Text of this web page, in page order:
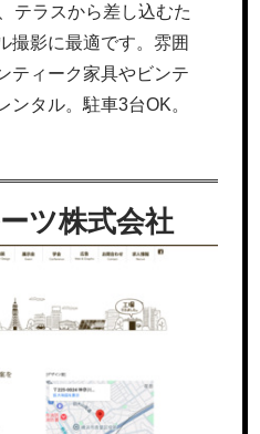
テラスから差し込むた
撮影に最適です。雰囲
ティーク家具やビンテ
ンタル。駐車3台OK。
ツ株式会社